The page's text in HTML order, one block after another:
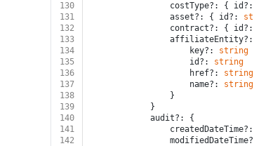
130
				costType?: { id?:
131
				asset?: { id?:
132
				contract?: { id?:
133
134
					key?:
string
135
					id?:
string
136
					href?:
string
137
					name?:
string
138
				}
139
			}
140
			audit?: {
141
				createdDateTime?:
142